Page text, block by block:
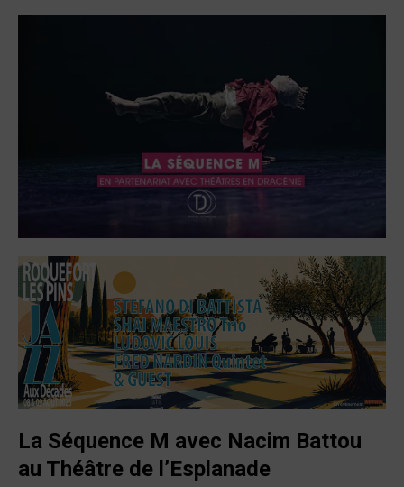
La Séquence M avec Nacim Battou
au Théâtre de l’Esplanade